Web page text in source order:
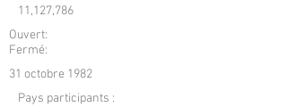
11,127,786
Ouvert:
Fermé:
31 octobre 1982
Pays participants :